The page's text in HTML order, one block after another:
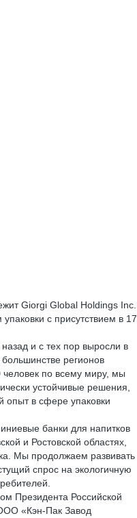
Giorgi Global Holdings Inc.
с присутствием в 17
и с тех пор выросли в
регионов
человек по всему миру, мы
устойчивые решения,
опыт в сфере упаковки
банки для напитков
и Ростовской областях,
Мы продолжаем развивать
спрос на экологичную
Президента Российской
«Кэн-Пак Завод